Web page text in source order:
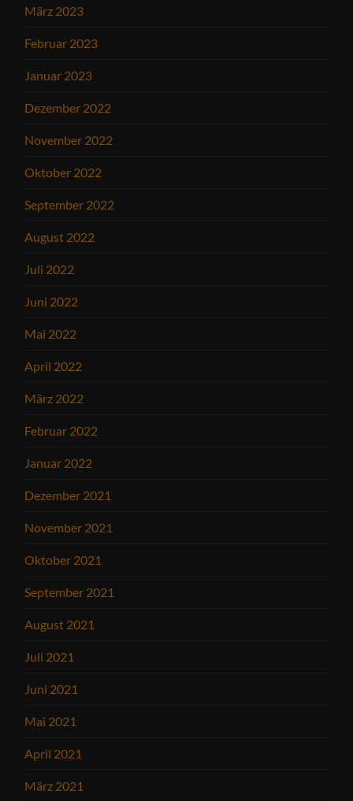
März 2023
Februar 2023
Januar 2023
Dezember 2022
November 2022
Oktober 2022
September 2022
August 2022
Juli 2022
Juni 2022
Mai 2022
April 2022
März 2022
Februar 2022
Januar 2022
Dezember 2021
November 2021
Oktober 2021
September 2021
August 2021
Juli 2021
Juni 2021
Mai 2021
April 2021
März 2021